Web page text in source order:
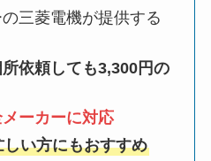
三菱電機が提供する
依頼しても3,300円の
ーカーに対応
い方にもおすすめ